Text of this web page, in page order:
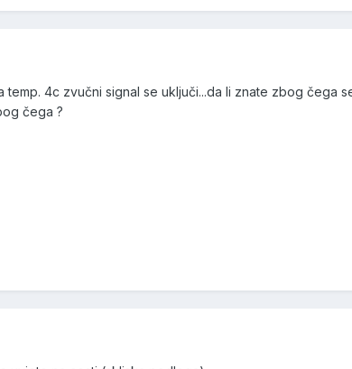
4c zvučni signal se uključi...da li znate zbog čega
čega ?